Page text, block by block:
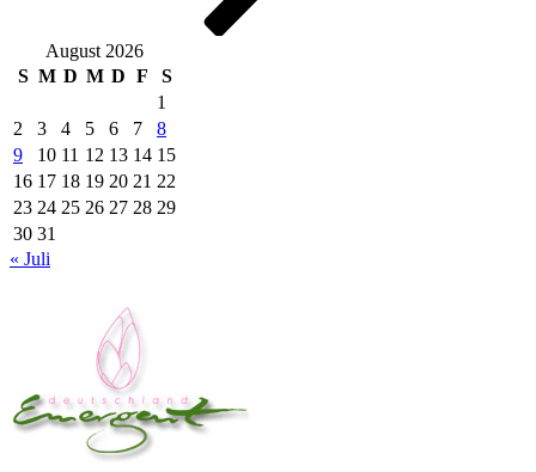
August 2026
S M D M D F
S
1
2
3 4 5 6 7
8
9
10 11 12 13 14 15
16 17 18 19 20 21 22
23 24 25 26 27 28 29
30 31
« Juli